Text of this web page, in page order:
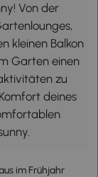
Von der
kleinen Balkon
Garten einen
zu
deines
im Frühjahr